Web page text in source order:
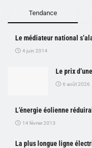
Tendance
Le médiateur national
4 juin 2014
Le prix
6 août 2026
L’énergie éolienne
14 février 2013
La plus longue ligne